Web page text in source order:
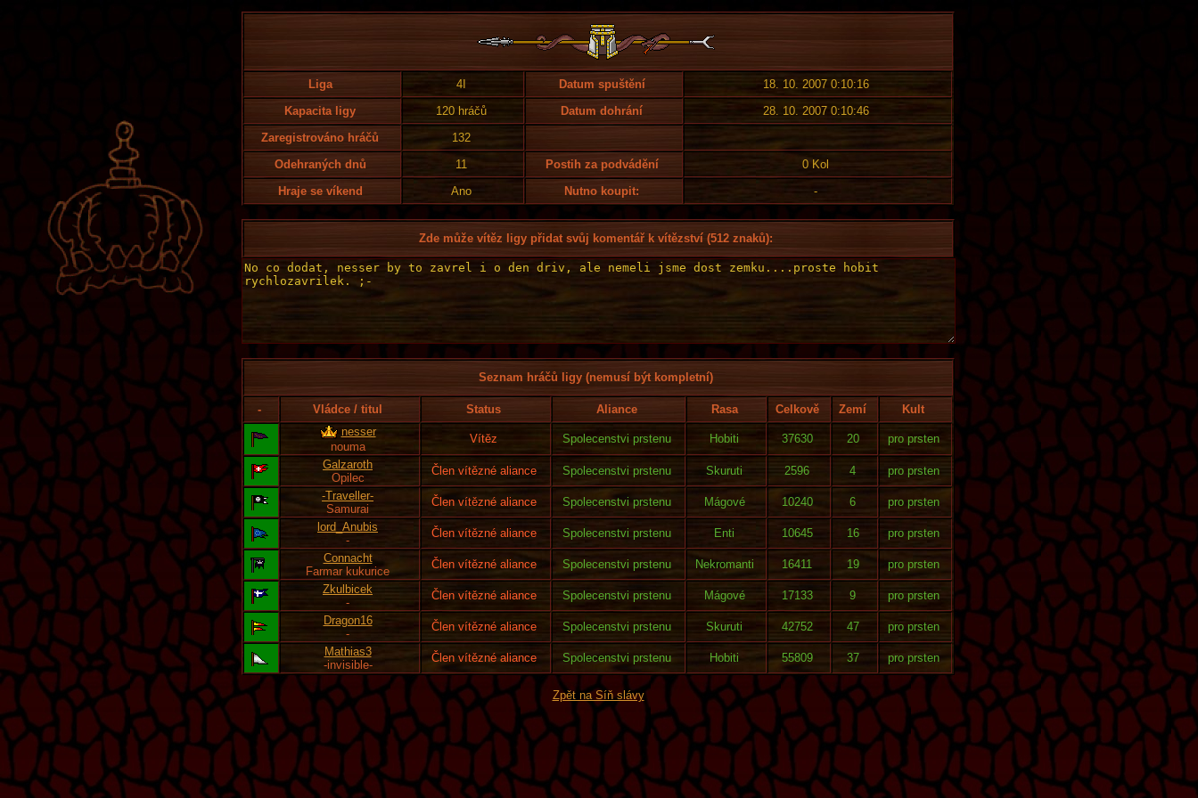
Liga 4I Datum spuštění
18. 10. 2007 0:10:16
Kapacita ligy
120 hráčů Datum dohrání
28. 10. 2007 0:10:46
Zaregistrováno hráčů
132
Odehraných dnů
11 Postih za podvádění
0 Kol
Hraje se víkend
Ano Nutno koupit: -
Zde může vítěz ligy přidat svůj komentář k vítězství (512 znaků):
Seznam hráčů ligy (nemusí být kompletní)
- Vládce / titul Status Aliance Rasa Celkově Zemí
Kult
nesser
nouma
Vítěz Spolecenstvi prstenu Hobiti 37630 20
pro prsten
Galzaroth
Opilec
Člen vítězné aliance Spolecenstvi prstenu Skuruti 2596 4
pro prsten
-Traveller-
Samurai
Člen vítězné aliance Spolecenstvi prstenu Mágové 10240 6
pro prsten
lord_Anubis
-
Člen vítězné aliance Spolecenstvi prstenu Enti 10645 16
pro prsten
Connacht
Farmar kukurice
Člen vítězné aliance Spolecenstvi prstenu Nekromanti 16411 19
pro prsten
Zkulbicek
-
Člen vítězné aliance Spolecenstvi prstenu Mágové 17133 9
pro prsten
Dragon16
-
Člen vítězné aliance Spolecenstvi prstenu Skuruti 42752 47
pro prsten
Mathias3
-invisible-
Člen vítězné aliance Spolecenstvi prstenu Hobiti 55809 37 pro prsten
Zpět na Síň slávy